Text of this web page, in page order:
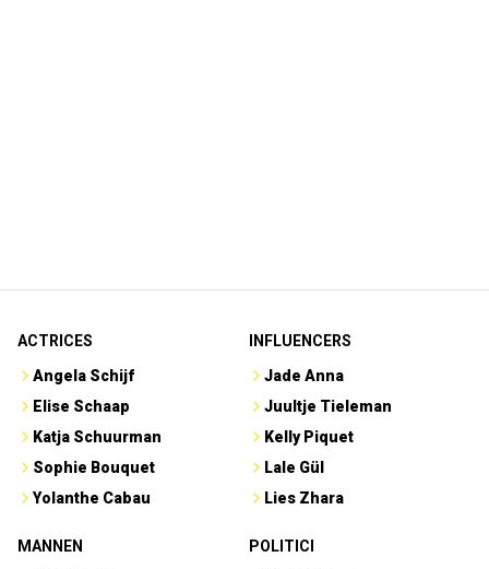
ACTRICES
Angela Schijf
Elise Schaap
Katja Schuurman
Sophie Bouquet
Yolanthe Cabau
INFLUENCERS
Jade Anna
Juultje Tieleman
Kelly Piquet
Lale Gül
Lies Zhara
MANNEN
POLITICI